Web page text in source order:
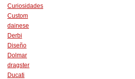
Curiosidades
Custom
dainese
Derbi
Diseño
Dolmar
dragster
Ducati